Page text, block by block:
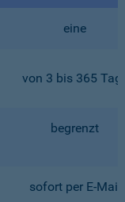
eine
von 3 bis 365
begrenzt
sofort per E-Mail